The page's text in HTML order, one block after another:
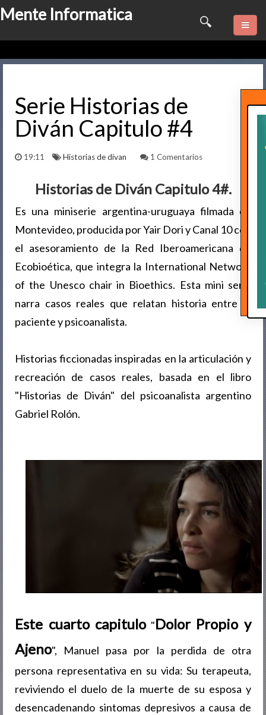
Mente Informatica
Quienes somos
Consulta Online
Software
Marketing
Series
Serie Historias de
Diván Capitulo #4
19:11 Historias de divan 1 Comentarios
Historias de Diván Capitulo 4#.
Es una miniserie argentina-uruguaya filmada en
Montevideo, producida por Yair Dori y Canal 10 con
el asesoramiento de la Red Iberoamericana de
Ecobioética, que integra la International Network
of the Unesco chair in Bioethics. Esta mini serie
narra casos reales que relatan historia entre el
paciente y psicoanalista.
Historias ficcionadas inspiradas en la articulación y
recreación de casos reales, basada en el libro
"Historias de Diván" del psicoanalista argentino
Gabriel Rolón.
Este cuarto capitulo"Dolor Propio y
Ajeno", Manuel pasa por la perdida de otra
persona representativa en su vida: Su terapeuta,
reviviendo el duelo de la muerte de su esposa y
desencadenando sintomas depresivos a causa de